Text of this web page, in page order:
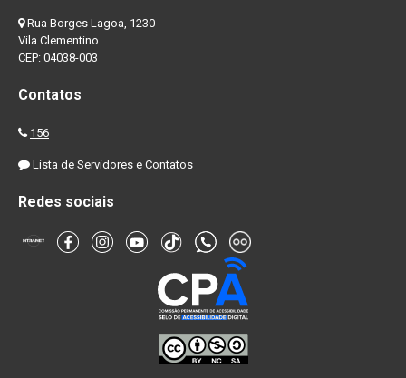
Rua Borges Lagoa, 1230
Vila Clementino
CEP: 04038-003
Contatos
156
Lista de Servidores e Contatos
Redes sociais